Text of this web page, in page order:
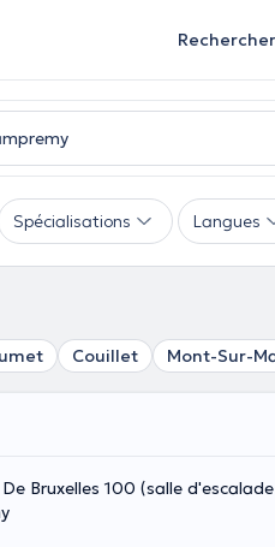
Rechercher
Spécialisations Langues
Couillet Mont-Sur-
Bruxelles 100 (salle